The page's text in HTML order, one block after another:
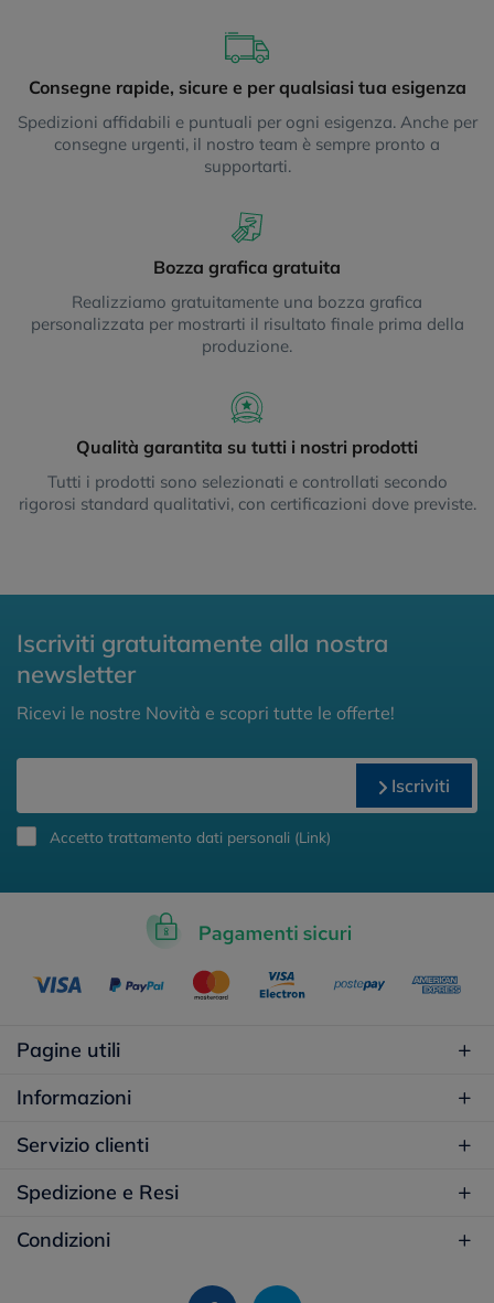
Consegne rapide, sicure e per qualsiasi tua esigenza
Spedizioni affidabili e puntuali per ogni esigenza. Anche per
consegne urgenti, il nostro team è sempre pronto a
supportarti.
Bozza grafica gratuita
Realizziamo gratuitamente una bozza grafica
personalizzata per mostrarti il risultato finale prima della
produzione.
Qualità garantita su tutti i nostri prodotti
Tutti i prodotti sono selezionati e controllati secondo
rigorosi standard qualitativi, con certificazioni dove previste.
Iscriviti gratuitamente alla nostra
newsletter
Ricevi le nostre Novità e scopri tutte le offerte!
Iscriviti
Accetto trattamento dati personali (Link)
Pagine utili
Informazioni
Servizio clienti
Spedizione e Resi
Condizioni